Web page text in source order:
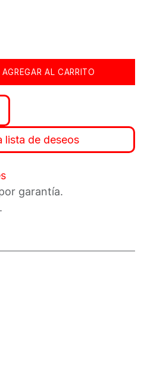
AGREGAR AL CARRITO
lista de deseos
garantía.